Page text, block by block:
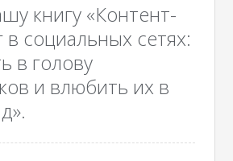
книгу «Контент-
в социальных сетях:
в голову
и влюбить их в